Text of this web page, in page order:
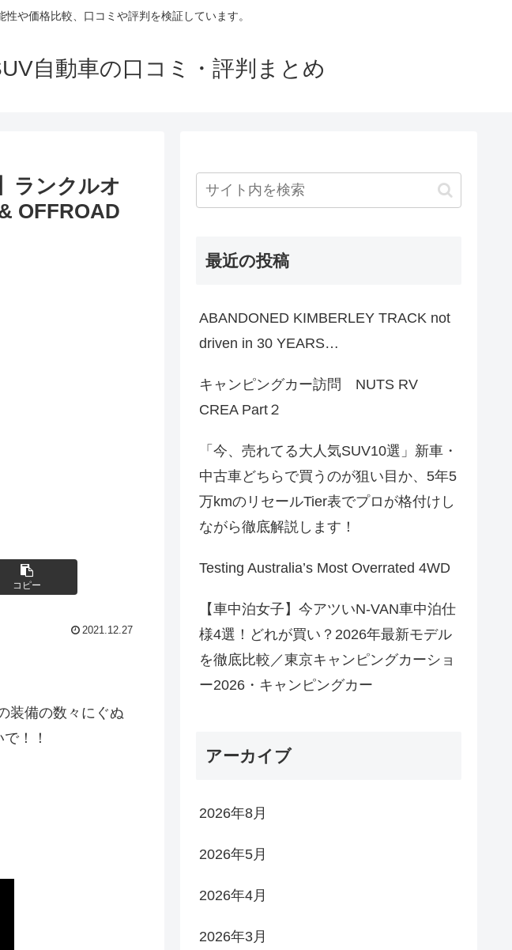
や価格比較、口コミや評判を検証しています。
自動車の口コミ・評判まとめ
ランクルオ
OFFROAD
コピー
2021.12.27
装備の数々にぐぬ
！！
最近の投稿
ABANDONED KIMBERLEY TRACK not
driven in 30 YEARS…
キャンピングカー訪問 NUTS RV
CREA Part２
「今、売れてる大人気SUV10選」新車・
中古車どちらで買うのが狙い目か、5年5
万kmのリセールTier表でプロが格付けし
ながら徹底解説します！
Testing Australia’s Most Overrated 4WD
【車中泊女子】今アツいN-VAN車中泊仕
様4選！どれが買い？2026年最新モデル
を徹底比較／東京キャンピングカーショ
ー2026・キャンピングカー
アーカイブ
2026年8月
2026年5月
2026年4月
2026年3月